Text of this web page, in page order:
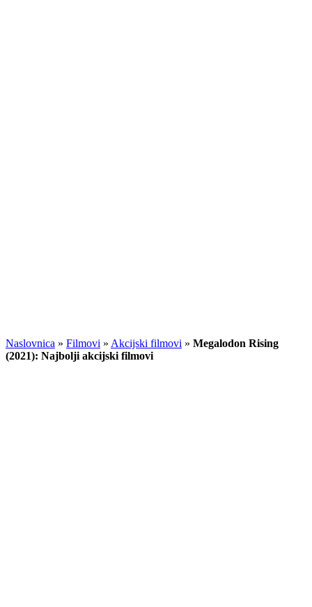
Naslovnica » Filmovi » Akcijski filmovi » Megalodon Rising
(2021): Najbolji akcijski filmovi